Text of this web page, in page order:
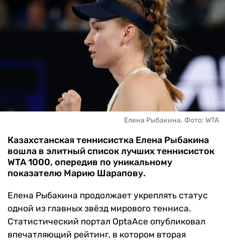
ВЕЛОСПОРТ
ДРУГИЕ
БУКМЕКЕРЫ
Елена Рыбакина. Фото: WTA
Казахстанская теннисистка Елена Рыбакина
вошла в элитный список лучших теннисисток
WTA 1000, опередив по уникальному
показателю Марию Шарапову.
Елена Рыбакина продолжает укреплять статус
одной из главных звёзд мирового тенниса.
Статистический портал OptaAce опубликовал
впечатляющий рейтинг, в котором вторая